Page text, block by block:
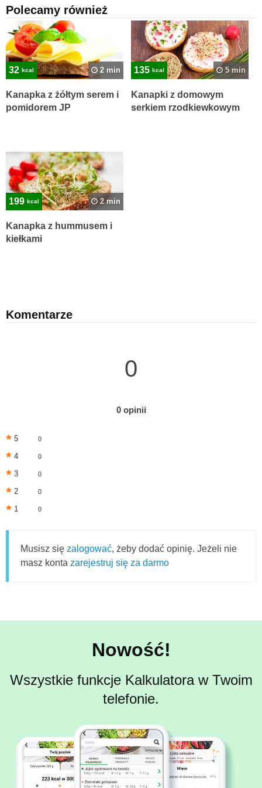
Polecamy również
32 kcal 2 min
Kanapka z żółtym serem i
pomidorem JP
135 kcal 5 min
Kanapki z domowym
serkiem rzodkiewkowym
199 kcal 2 min
Kanapka z hummusem i
kiełkami
Komentarze
0
0 opinii
5 0
4 0
3 0
2 0
1 0
Musisz się zalogować, żeby dodać opinię. Jeżeli nie
masz konta zarejestruj się za darmo
Nowość!
Wszystkie funkcje Kalkulatora w Twoim
telefonie.